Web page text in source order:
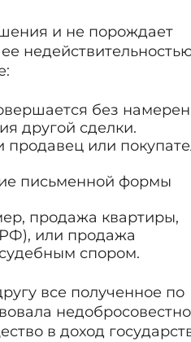
и не порождает
без
другой сделки.
продавец или
письменной формы
продажа квартиры,
РФ), или продажа
спором.
все полученное по
в доход